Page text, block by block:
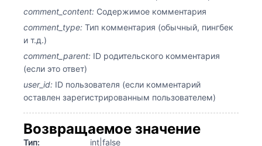
comment_content: Содержимое комментария
comment_type: Тип комментария (обычный, пингбек
и т.д.)
comment_parent: ID родительского комментария
(если это ответ)
user_id: ID пользователя (если комментарий
оставлен зарегистрированным пользователем)
Возвращаемое значение
Тип: int|false